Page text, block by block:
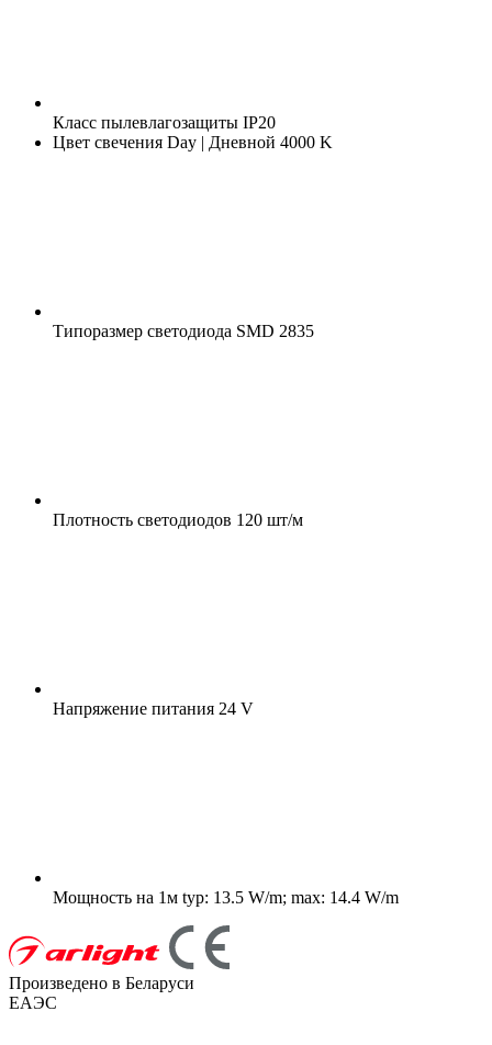
Класс пылевлагозащиты IP20
Цвет свечения Day | Дневной 4000 K
Типоразмер светодиода SMD 2835
Плотность светодиодов 120 шт/м
Напряжение питания 24 V
Мощность на 1м typ: 13.5 W/m; max: 14.4 W/m
Произведено в Беларуси
ЕАЭС